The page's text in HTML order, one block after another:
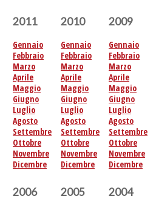
2011
Gennaio
Febbraio
Marzo
Aprile
Maggio
Giugno
Luglio
Agosto
Settembre
Ottobre
Novembre
Dicembre
2010
Gennaio
Febbraio
Marzo
Aprile
Maggio
Giugno
Luglio
Agosto
Settembre
Ottobre
Novembre
Dicembre
2009
Gennaio
Febbraio
Marzo
Aprile
Maggio
Giugno
Luglio
Agosto
Settembre
Ottobre
Novembre
Dicembre
2006 2005 2004